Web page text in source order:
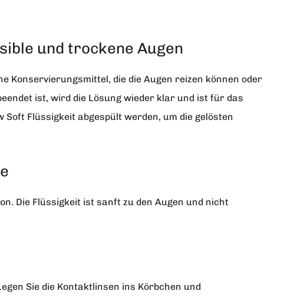
und trockene Augen
Konservierungsmittel, die die Augen reizen können oder
ist, wird die Lösung wieder klar und ist für das
Flüssigkeit abgespült werden, um die gelösten
Die Flüssigkeit ist sanft zu den Augen und nicht
Sie die Kontaktlinsen ins Körbchen und